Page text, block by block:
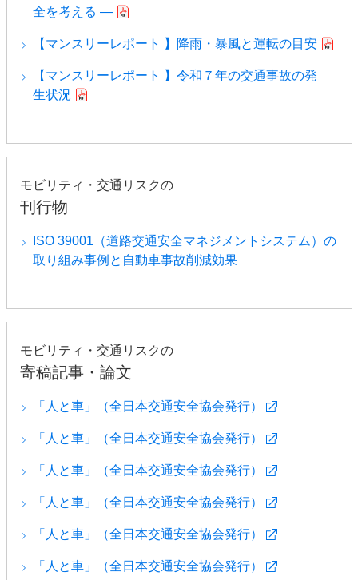
全を考える ―
【マンスリーレポート 】降雨・暴風と運転の目安
【マンスリーレポート 】令和７年の交通事故の発
生状況
モビリティ・交通リスクの
刊行物
ISO 39001（道路交通安全マネジメントシステム）の
取り組み事例と自動車事故削減効果
モビリティ・交通リスクの
寄稿記事・論文
「人と車」（全日本交通安全協会発行）
「人と車」（全日本交通安全協会発行）
「人と車」（全日本交通安全協会発行）
「人と車」（全日本交通安全協会発行）
「人と車」（全日本交通安全協会発行）
「人と車」（全日本交通安全協会発行）